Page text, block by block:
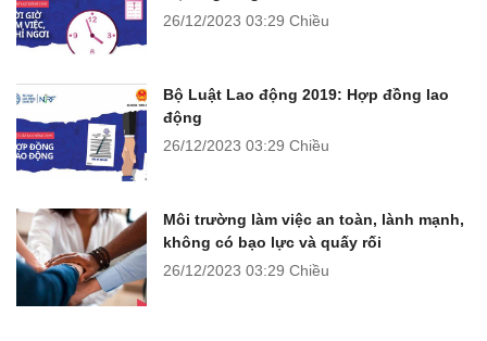
26/12/2023 03:29 Chiều
Bộ Luật Lao động 2019: Hợp đồng lao
động
26/12/2023 03:29 Chiều
Môi trường làm việc an toàn, lành mạnh,
không có bạo lực và quấy rối
26/12/2023 03:29 Chiều